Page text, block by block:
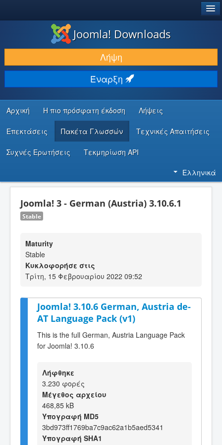
ΛΉΨΕΙΣ & ΕΠΕΚΤΆΣΕΙΣ
ΕΎΡΕΣΗ & ΜΆΘΗΣΗ
ΚΟΙΝΌΤΗΤΑ & ΥΠΟΣΤΉΡΙΞΗ
ΠΌΡΟΙ ΠΡΟΓΡΑΜΜΑΤΙΣΤΏΝ
Joomla! Downloads
Λήψη
Έναρξη
Αρχική Η πιο πρόσφατη έκδοση Λήψεις
Επεκτάσεις Πακέτα Γλωσσών Τεχνικές Απαιτήσεις
Συχνές Ερωτήσεις Τεκμηρίωση API
Ελληνικά
Joomla! 3 - German (Austria) 3.10.6.1
Stable
Maturity
Stable
Κυκλοφορήσε στις
Τρίτη, 15 Φεβρουαρίου 2022 09:52
Joomla! 3.10.6 German, Austria de-
AT Language Pack (v1)
This is the full German, Austria Language Pack
for Joomla! 3.10.6
Λήφθηκε
3.230 φορές
Μέγεθος αρχείου
468,85 kB
Υπογραφή MD5
3bd973ff1769ba7c9ac62a1b5aed5341
Υπογραφή SHA1